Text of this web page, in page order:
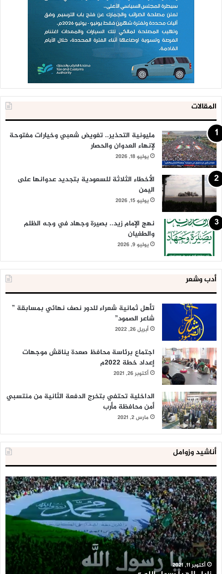
المقالات
مليونية التحذير.. تفويض شعبي وخيارات مفتوحة
لإنهاء العدوان والحصار
يوليو 18, 2026
الأخطاء الثلاثة للسعودية بتجديد عدوانها على
اليمن
يوليو 15, 2026
نهج الإمام زيد.. بصيرة وجهاد في وجه الظلم
والطغيان
يوليو 9, 2026
أدب وشعر
تأهل ثمانية شعراء للدور نصف نهائي بمسابقة ”
شاعر الصمود”
أبريل 26, 2022
اجتماع برئاسة محافظ صعدة يناقش موجهات
إعداد خطة 2022م
أكتوبر 26, 2021
الداخلية تحتفي بتخرج الدفعة الثانية من منتسبي
أمن محافظة مأرب
مارس 2, 2021
أناشيد وزوامل
العدو
الإسرائيلي
اعتقل
543
طفلا
فلسطينيا
خلال
2020
يناير 31, 2021